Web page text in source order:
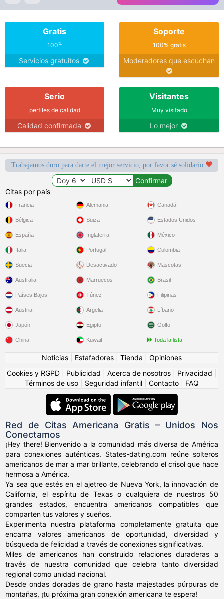
Gratis
100%
Servicios gratuitos
Soporte
100% gratis
Moderadores que escuchan
Serio
perfiles de calidad
Calidad confirmada
Visitantes
Muy visitado
Lo mejor
Trabajamos duro para darte el mejor servicio, por favor sé solidario
Citas por país
Francia
Bélgica
España
Italia
Suecia
Alemania
Suiza
Inglaterra
Portugal
Desactivado
Canadá
Estados Unidos
México
Colombia
Mascotas
Australia
Países Bajos
Austria
Japón
China
Marruecos
Túnez
Argelia
Egipto
Kuwait
Brasil
Filipinas
Líbano
Golfo
Toda la lista
Noticias Estafadores Tienda
Opiniones
Cookies y RGPD
Publicidad Acerca de nosotros Privacidad
Términos de uso
Seguridad infantil Contacto FAQ
Red de Citas Americana Gratis – Unidos Nos
Conectamos
¡Hey there! Bienvenido a la comunidad más diversa de América
para conexiones auténticas. States-dating.com reúne solteros
americanos de mar a mar brillante, celebrando el crisol que hace
hermosa a América.
Ya sea que estés en el ajetreo de Nueva York, la innovación de
California, el espíritu de Texas o cualquiera de nuestros 50
grandes estados, encuentra americanos compatibles que
comparten tus valores y sueños.
Experimenta nuestra plataforma completamente gratuita que
encarna valores americanos de oportunidad, diversidad y
búsqueda de felicidad a través de conexiones significativas.
Miles de americanos han construido relaciones duraderas a
través de nuestra comunidad que celebra tanto diversidad
regional como unidad nacional.
Desde ondas doradas de grano hasta majestades púrpuras de
montañas, ¡tu próxima gran conexión americana te espera!